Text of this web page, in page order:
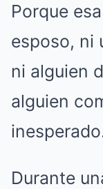
Porque
esposo, ni
ni alguien
alguien
Durante